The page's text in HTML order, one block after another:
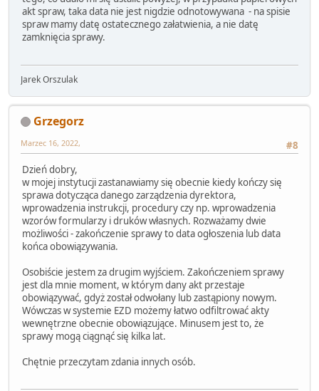
akt spraw, taka data nie jest nigdzie odnotowywana - na spisie
spraw mamy datę ostatecznego załatwienia, a nie datę
zamknięcia sprawy.
Jarek Orszulak
Grzegorz
#8
Marzec 16, 2022,
Dzień dobry,
w mojej instytucji zastanawiamy się obecnie kiedy kończy się
sprawa dotycząca danego zarządzenia dyrektora,
wprowadzenia instrukcji, procedury czy np. wprowadzenia
wzorów formularzy i druków własnych. Rozważamy dwie
możliwości - zakończenie sprawy to data ogłoszenia lub data
końca obowiązywania.
Osobiście jestem za drugim wyjściem. Zakończeniem sprawy
jest dla mnie moment, w którym dany akt przestaje
obowiązywać, gdyż został odwołany lub zastąpiony nowym.
Wówczas w systemie EZD możemy łatwo odfiltrować akty
wewnętrzne obecnie obowiązujące. Minusem jest to, że
sprawy mogą ciągnąć się kilka lat.
Chętnie przeczytam zdania innych osób.